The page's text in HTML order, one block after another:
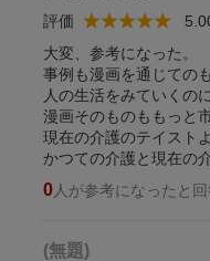
評価
大変、参考になった。
事例も漫画を通じての
人の生活をみていくの
漫画そのものももっと
現在の介護のテイスト
かつての介護と現在の
0 人が参考になったと回
(無題)